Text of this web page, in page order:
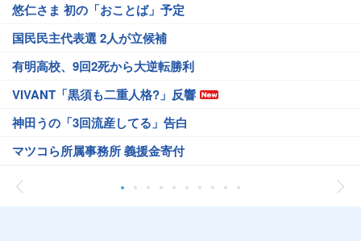
悠仁さま 初の「おことば」予定
国民民主代表選 2人が立候補
有明高校、9回2死から大逆転勝利
VIVANT「黒須も二重人格?」反響
神田うの「3回流産してる」告白
マツコら所属事務所 義援金寄付